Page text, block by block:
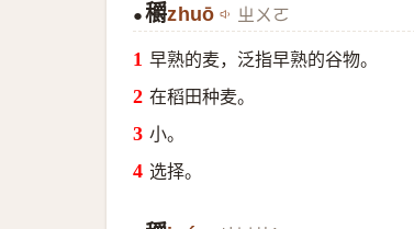
● 穱zhuō ㄓㄨㄛ
早熟的麦，泛指早熟的谷物。
在稻田种麦。
小。
选择。